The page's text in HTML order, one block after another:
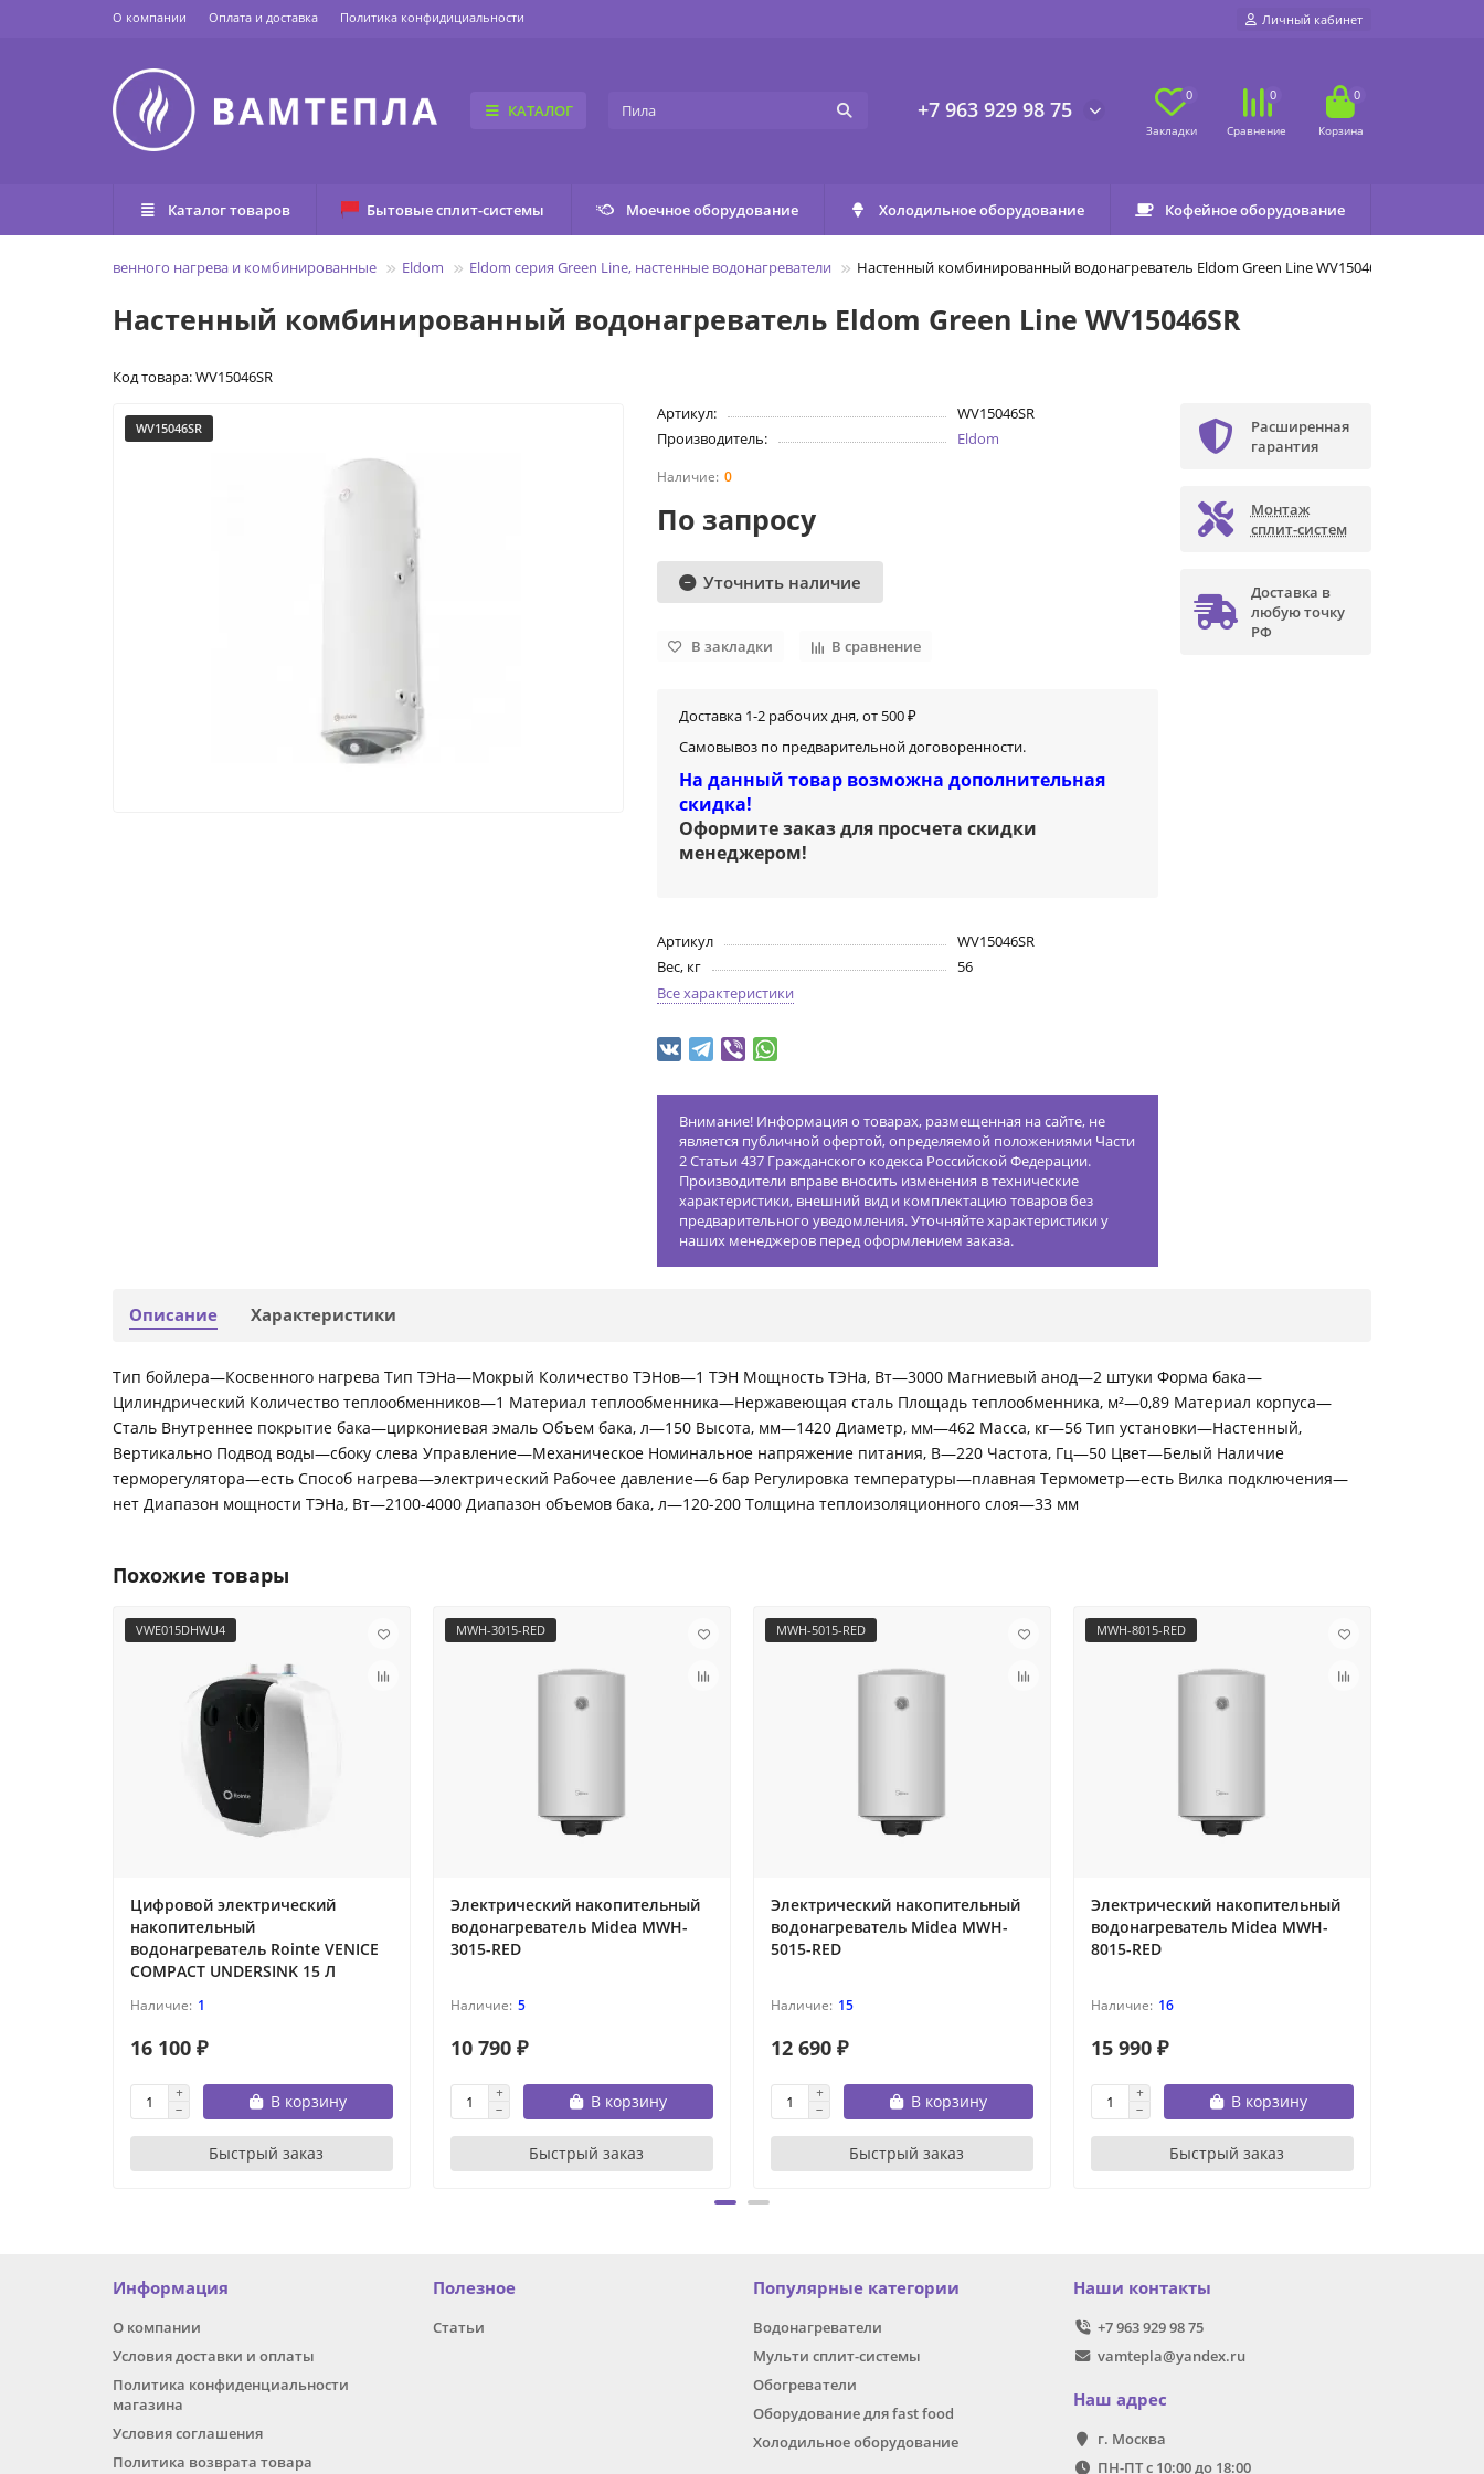
О компании Оплата и доставка Политика конфидициальности Личный кабинет
КАТАЛОГ +7 963 929 98 75
0 0 0
Каталог товаров Бытовые сплит-системы Моечное оборудование Холодильное оборудование Кофейное оборудование
Бойлеры косвенного нагрева и комбинированные Eldom Eldom серия Green Line, настенные водонагреватели Настенный комбинированный водонагреватель Eldom Green Line WV15046SR
Настенный комбинированный водонагреватель Eldom Green Line WV15046SR
Код товара: WV15046SR
WV15046SR
Артикул:
WV15046SR
Производитель:
Eldom
0
По запросу
Уточнить наличие
В закладки В сравнение
Доставка 1-2 рабочих дня, от 500 ₽
Самовывоз по предварительной договоренности.
На данный товар возможна дополнительная
скидка!
Оформите заказ для просчета скидки
менеджером!
Артикул
WV15046SR
Вес, кг
56
Все характеристики
Внимание! Информация о товарах, размещенная на сайте, не
является публичной офертой, определяемой положениями Части
2 Статьи 437 Гражданского кодекса Российской Федерации.
Производители вправе вносить изменения в технические
характеристики, внешний вид и комплектацию товаров без
предварительного уведомления. Уточняйте характеристики у
наших менеджеров перед оформлением заказа.
Расширенная
гарантия
Монтаж
сплит-систем
Доставка в
любую точку
РФ
Описание Характеристики
Тип бойлера—Косвенного нагрева Тип ТЭНа—Мокрый Количество ТЭНов—1 ТЭН Мощность ТЭНа, Вт—3000 Магниевый анод—2 штуки Форма бака—
Цилиндрический Количество теплообменников—1 Материал теплообменника—Нержавеющая сталь Площадь теплообменника, м²—0,89 Материал корпуса—
Сталь Внутреннее покрытие бака—циркониевая эмаль Объем бака, л—150 Высота, мм—1420 Диаметр, мм—462 Масса, кг—56 Тип установки—Настенный,
Вертикально Подвод воды—сбоку слева Управление—Механическое Номинальное напряжение питания, В—220 Частота, Гц—50 Цвет—Белый Наличие
терморегулятора—есть Способ нагрева—электрический Рабочее давление—6 бар Регулировка температуры—плавная Термометр—есть Вилка подключения—
нет Диапазон мощности ТЭНа, Вт—2100-4000 Диапазон объемов бака, л—120-200 Толщина теплоизоляционного слоя—33 мм
Похожие товары
VWE015DHWU4
Цифровой электрический
накопительный
водонагреватель Rointe VENICE
COMPACT UNDERSINK 15 Л
1
16 100 ₽
В корзину
Быстрый заказ
MWH-3015-RED
Электрический накопительный
водонагреватель Midea MWH-
3015-RED
5
10 790 ₽
В корзину
Быстрый заказ
MWH-5015-RED
Электрический накопительный
водонагреватель Midea MWH-
5015-RED
15
12 690 ₽
В корзину
Быстрый заказ
MWH-8015-RED
Электрический накопительный
водонагреватель Midea MWH-
8015-RED
16
15 990 ₽
В корзину
Быстрый заказ
Информация
О компании
Условия доставки и оплаты
Политика конфиденциальности
магазина
Условия соглашения
Политика возврата товара
Полезное
Статьи
Популярные категории
Водонагреватели
Мульти сплит-системы
Обогреватели
Оборудование для fast food
Холодильное оборудование
Наши контакты
+7 963 929 98 75
vamtepla@yandex.ru
Наш адрес
г. Москва
ПН-ПТ с 10:00 до 18:00